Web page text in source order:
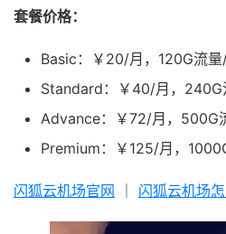
套餐价格：
Basic：￥20/月，120G流量/
Standard：￥40/月，240G
Advance：￥72/月，500G
Premium：￥125/月，
闪狐云机场官网 闪狐云机场怎